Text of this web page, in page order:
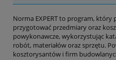
Norma EXPERT to program, który
przygotować przedmiary oraz
powykonawcze, wykorzystując
robót, materiałów oraz sprzętu.
kosztorysantów i firm